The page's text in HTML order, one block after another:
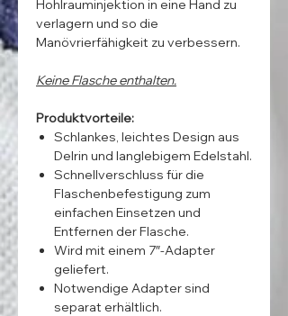
Hohlrauminjektion in eine Hand zu
verlagern und so die
Manövrierfähigkeit zu verbessern.
Keine Flasche enthalten.
Produktvorteile:
Schlankes, leichtes Design aus
Delrin und langlebigem Edelstahl.
Schnellverschluss für die
Flaschenbefestigung zum
einfachen Einsetzen und
Entfernen der Flasche.
Wird mit einem 7″-Adapter
geliefert.
Notwendige Adapter sind
separat erhältlich.